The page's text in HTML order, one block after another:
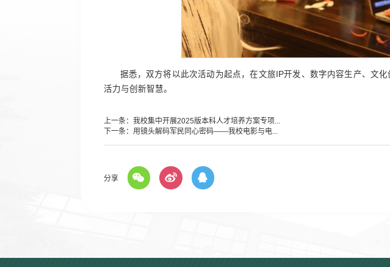
据悉，双方将以此次活动为起点，在文旅IP开发、数字内容生产、文
活力与创新智慧。
上一条： 我校集中开展2025版本科人才培养方案专项...
下一条：
用镜头解码军民同心密码——我校电影与电...
分享